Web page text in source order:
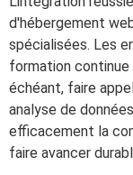
d'hébergement
spécialisées. Les
formation
échéant, faire
analyse de
efficacement la
faire avancer